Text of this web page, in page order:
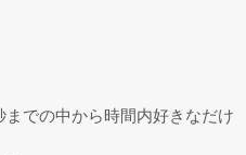
での中から時間内好きなだけ